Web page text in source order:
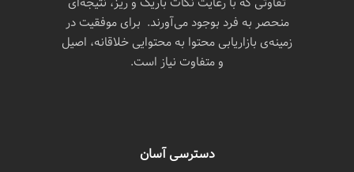
منحصر به فرد بوجود می‌آورند. برای موفقیت در
زمینه‌ی بازاریابی محتوا به محتوایی خلاقانه، اصیل
و متفاوت نیاز است.
دسترسی آسان